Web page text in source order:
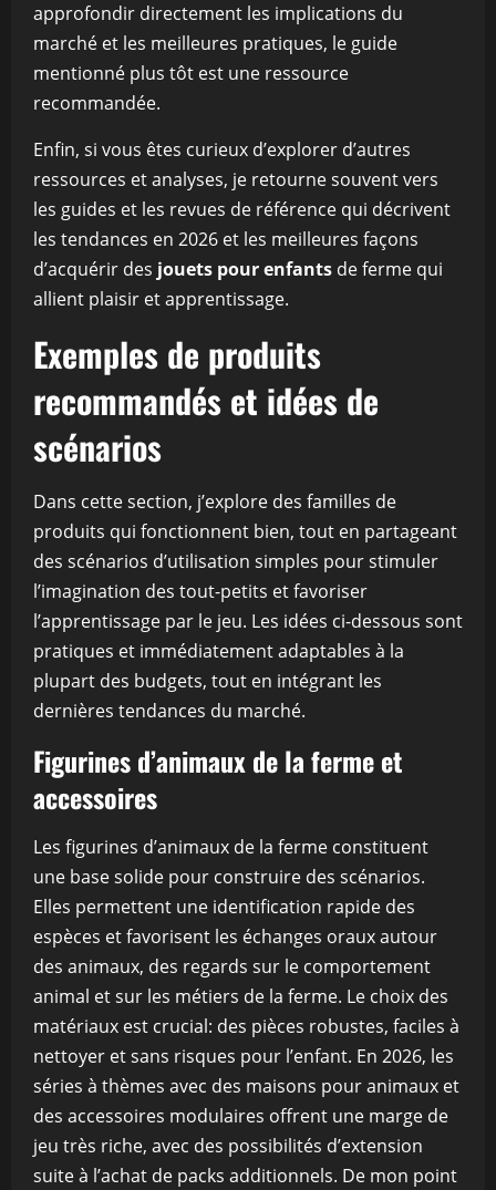
approfondir directement les implications du
marché et les meilleures pratiques, le guide
mentionné plus tôt est une ressource
recommandée.
Enfin, si vous êtes curieux d’explorer d’autres
ressources et analyses, je retourne souvent vers
les guides et les revues de référence qui décrivent
les tendances en 2026 et les meilleures façons
d’acquérir des jouets pour enfants de ferme qui
allient plaisir et apprentissage.
Exemples de produits
recommandés et idées de
scénarios
Dans cette section, j’explore des familles de
produits qui fonctionnent bien, tout en partageant
des scénarios d’utilisation simples pour stimuler
l’imagination des tout-petits et favoriser
l’apprentissage par le jeu. Les idées ci-dessous sont
pratiques et immédiatement adaptables à la
plupart des budgets, tout en intégrant les
dernières tendances du marché.
Figurines d’animaux de la ferme et
accessoires
Les figurines d’animaux de la ferme constituent
une base solide pour construire des scénarios.
Elles permettent une identification rapide des
espèces et favorisent les échanges oraux autour
des animaux, des regards sur le comportement
animal et sur les métiers de la ferme. Le choix des
matériaux est crucial: des pièces robustes, faciles à
nettoyer et sans risques pour l’enfant. En 2026, les
séries à thèmes avec des maisons pour animaux et
des accessoires modulaires offrent une marge de
jeu très riche, avec des possibilités d’extension
suite à l’achat de packs additionnels. De mon point